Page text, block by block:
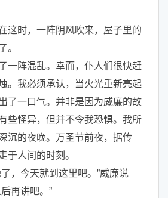
这时，一阵阴风吹来，屋子里的
。
一阵混乱。幸而，仆人们很快赶
。我必须承认，当火光重新亮起
了一口气。并非是因为威廉的故
些怪异，但并不令我恐惧。我所
沉的夜晚。万圣节前夜，据传
于人间的时刻。
，今天就到这里吧。”威廉说
再讲吧。”